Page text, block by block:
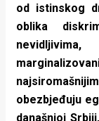
od istinskog
oblika
obezbjeđuju
današnjoj